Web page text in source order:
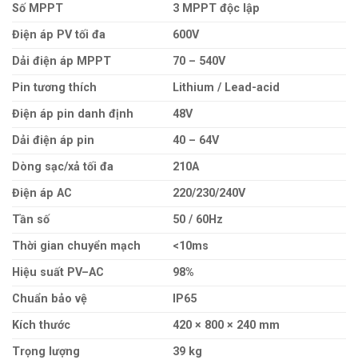
Số MPPT
3 MPPT độc lập
Điện áp PV tối đa
600V
Dải điện áp MPPT
70 – 540V
Pin tương thích
Lithium / Lead-acid
Điện áp pin danh định
48V
Dải điện áp pin
40 – 64V
Dòng sạc/xả tối đa
210A
Điện áp AC
220/230/240V
Tần số
50 / 60Hz
Thời gian chuyển mạch
<10ms
Hiệu suất PV–AC
98%
Chuẩn bảo vệ
IP65
Kích thước
420 × 800 × 240 mm
Trọng lượng
39 kg